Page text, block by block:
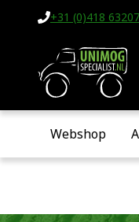
+31 (0)418
Webshop